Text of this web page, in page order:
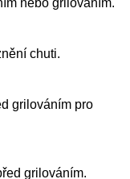
chuti.
grilováním pro
grilováním.